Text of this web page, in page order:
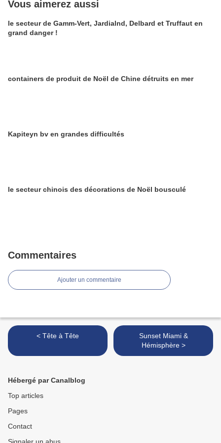
Vous aimerez aussi
le secteur de Gamm-Vert, Jardialnd, Delbard et Truffaut en
grand danger !
containers de produit de Noël de Chine détruits en mer
Kapiteyn bv en grandes difficultés
le secteur chinois des décorations de Noël bousculé
Commentaires
Ajouter un commentaire
< Tête à Tête
Sunset Miami &
Hémisphère >
Hébergé par Canalblog
Top articles
Pages
Contact